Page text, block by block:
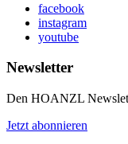
facebook
instagram
youtube
Newsletter
Den HOANZL
Jetzt abonnieren